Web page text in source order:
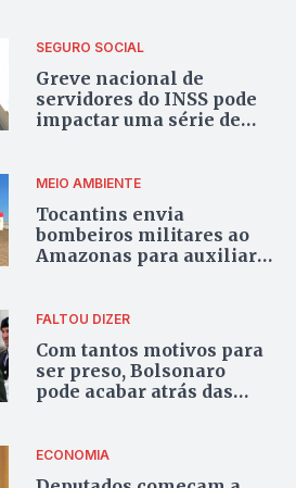
Salvador
SEGURO SOCIAL
Greve nacional de
servidores do INSS pode
impactar uma série de
MEIO AMBIENTE
Tocantins envia
bombeiros militares ao
Amazonas para auxiliar
FALTOU DIZER
Com tantos motivos para
ser preso, Bolsonaro
pode acabar atrás das
ECONOMIA